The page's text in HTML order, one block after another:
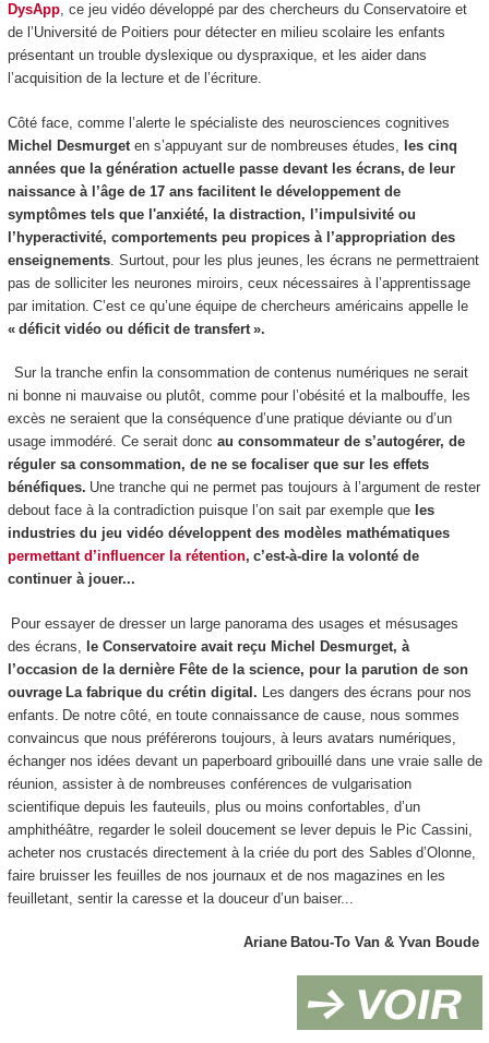
DysApp, ce jeu vidéo développé par des chercheurs du Conservatoire et
de l’Université de Poitiers pour détecter en milieu scolaire les enfants
présentant un trouble dyslexique ou dyspraxique, et les aider dans
l’acquisition de la lecture et de l’écriture.
Côté face, comme l’alerte le spécialiste des neurosciences cognitives
Michel Desmurgeten s’appuyant sur de nombreuses études, les cinq
années que la génération actuelle passe devant les écrans, de leur
naissance à l’âge de 17 ans facilitent le développement de
symptômes tels que l'anxiété, la distraction, l’impulsivité ou
l’hyperactivité, comportements peu propices à l’appropriation des
enseignements. Surtout, pour les plus jeunes, les écrans ne permettraient
pas de solliciter les neurones miroirs, ceux nécessaires à l’apprentissage
par imitation. C’est ce qu’une équipe de chercheurs américains appelle le
« déficit vidéo ou déficit de transfert ».
Sur la tranche enfin la consommation de contenus numériques ne serait
ni bonne ni mauvaise ou plutôt, comme pour l’obésité et la malbouffe, les
excès ne seraient que la conséquence d’une pratique déviante ou d’un
usage immodéré. Ce serait donc au consommateur de s’autogérer, de
réguler sa consommation, de ne se focaliser que sur les effets
bénéfiques. Une tranche qui ne permet pas toujours à l’argument de rester
debout face à la contradiction puisque l’on sait par exemple que les
industries du jeu vidéo développent des modèles mathématiques
permettant d’influencer la rétention, c’est-à-dire la volonté de
continuer à jouer...
Pour essayer de dresser un large panorama des usages et mésusages
des écrans,
le Conservatoire avait reçu Michel Desmurget, à
l’occasion de la dernière Fête de la science, pour la parution de son
ouvrage La fabrique du crétin digital. Les dangers des écrans pour nos
enfants. De notre côté, en toute connaissance de cause, nous sommes
convaincus que nous préférerons toujours, à leurs avatars numériques,
échanger nos idées devant un paperboard gribouillé dans une vraie salle de
réunion, assister à de nombreuses conférences de vulgarisation
scientifique depuis les fauteuils, plus ou moins confortables, d’un
amphithéâtre, regarder le soleil doucement se lever depuis le Pic Cassini,
acheter nos crustacés directement à la criée du port des Sables d’Olonne,
faire bruisser les feuilles de nos journaux et de nos magazines en les
feuilletant, sentir la caresse et la douceur d’un baiser...
Ariane Batou-To Van & Yvan Boude